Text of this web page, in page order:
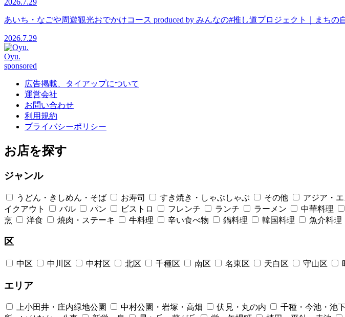
2026.7.29
あいち・なごや周遊観光おでかけコース produced by みんなの#推し道プロジェクト｜まちの
2026.7.29
Oyu.
sponsored
広告掲載、タイアップについて
運営会社
お問い合わせ
利用規約
プライバシーポリシー
お店を探す
ジャンル
うどん・きしめん・そば お寿司 すき焼き・しゃぶしゃぶ その他 アジア・
イクアウト
バル パン ビストロ フレンチ ランチ ラーメン 中華料理
烹
洋食 焼肉・ステーキ 牛料理 辛い食べ物 鍋料理 韓国料理 魚介料理
区
中区 中川区 中村区 北区 千種区 南区 名東区 天白区 守山区
エリア
上小田井・庄内緑地公園 中村公園・岩塚・高畑 伏見・丸の内 千種・今池・池